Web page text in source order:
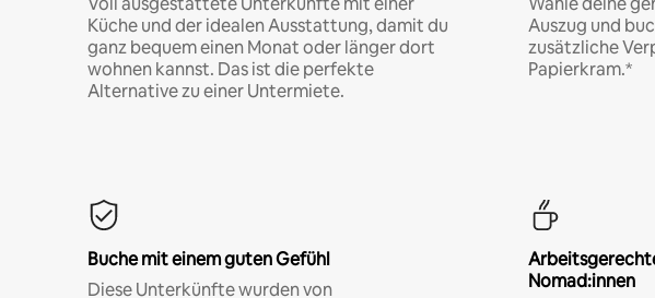
Küche und der idealen Ausstattung, damit du
ganz bequem einen Monat oder länger dort
wohnen kannst. Das ist die perfekte
Alternative zu einer Untermiete.
Auszug und
zusätzliche
Papierkram.*
Buche mit einem guten Gefühl
Diese Unterkünfte wurden von
Nomad:innen